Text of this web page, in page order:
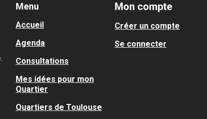
Menu
Accueil
Agenda
Consultations
Mes idées pour mon
Quartier
Quartiers de Toulouse
Mon compte
Créer un compte
Se connecter